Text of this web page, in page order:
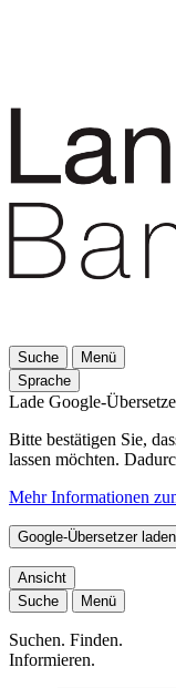
Suche
Menü
Sprache
Lade Google-
Bitte bestätigen Sie,
lassen möchten.
Mehr Informationen
Google-Übersetzer laden
Ansicht
Suche
Menü
Suchen. Finden.
Informieren.